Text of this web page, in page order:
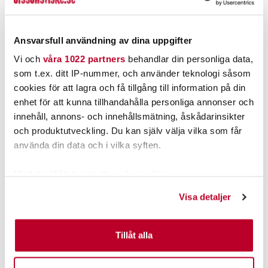
Ansvarsfull användning av dina uppgifter
Vi och våra 1022 partners behandlar din personliga data,
som t.ex. ditt IP-nummer, och använder teknologi såsom
cookies för att lagra och få tillgång till information på din
enhet för att kunna tillhandahålla personliga annonser och
innehåll, annons- och innehållsmätning, åskådarinsikter
och produktutveckling. Du kan själv välja vilka som får
använda din data och i vilka syften.
Identifiera din enhet genom att aktivt skanna den för
specifika kännetecken (fingeravtryck)
Ta reda på mer om hur dina personliga uppgifter
Visa detaljer
Tillåt alla
Nuvarande pris
FINNS I LAGER.
LÄS MER
Nuvarande pris:
FINNS I LAGER.
LÄS MER
ANDRA TITTADE OCKSÅ PÅ
Abu Garcia Alphamar
Abu Ambassadeur 7000i